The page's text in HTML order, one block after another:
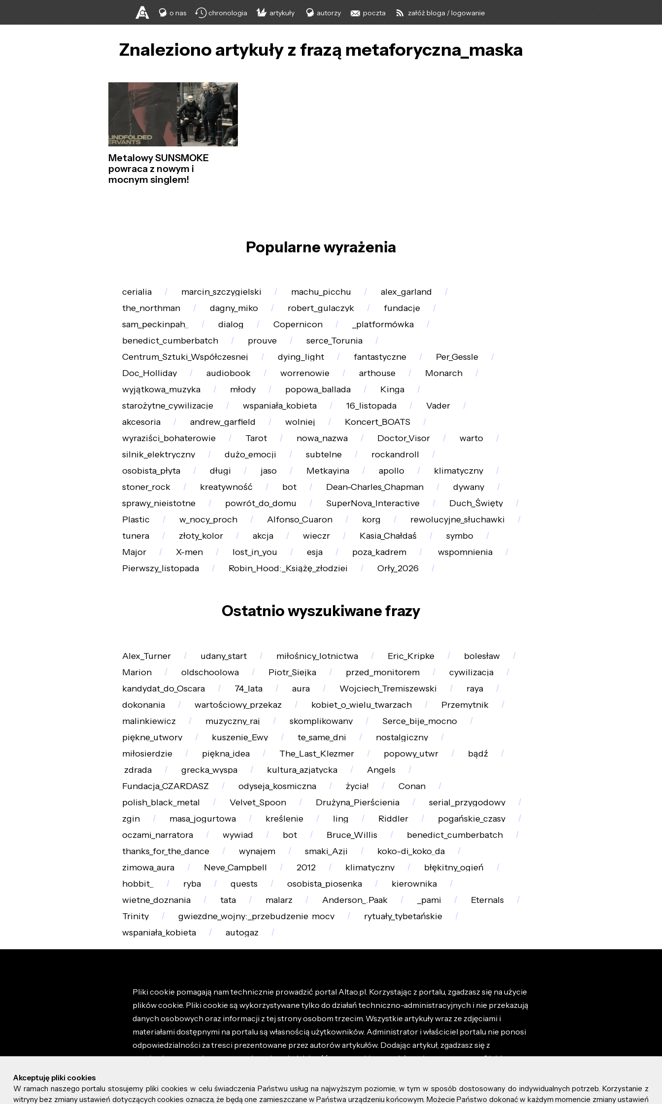
o nas chronologia artykuły autorzy poczta załóż bloga / logowanie
Znaleziono artykuły z frazą metaforyczna_maska
Metalowy SUNSMOKE
powraca z nowym i
mocnym singlem!
Popularne wyrażenia
cerialia marcin_szczygielski machu_picchu
alex_garland
the_northman
dagny_miko robert_gulaczyk
fundacje
sam_peckinpah_
dialog Copernicon
_platformówka
benedict_cumberbatch
prouve
serce_Torunia
Centrum_Sztuki_Współczesnej
dying_light fantastyczne
Per_Gessle
Doc_Holliday
audiobook worrenowie arthouse
Monarch
wyjątkowa_muzyka
młody popowa_ballada
Kinga
starożytne_cywilizacje
wspaniała_kobieta 16_listopada
Vader
akcesoria
andrew_garfield wolniej
Koncert_BOATS
wyraziści_bohaterowie
Tarot nowa_nazwa Doctor_Visor
warto
silnik_elektryczny
dużo_emocji subtelne
rockandroll
osobista_płyta
długi jaso Metkayina apollo
klimatyczny
stoner_rock
kreatywność bot Dean-Charles_Chapman
dywany
sprawy_nieistotne
powrót_do_domu SuperNova_Interactive
Duch_Święty
Plastic
w_nocy_proch Alfonso_Cuaron korg
rewolucyjne_słuchawki
tunera
złoty_kolor akcja wieczr Kasia_Chałdaś
symbo
Major
X-men lost_in_you esja poza_kadrem
wspomnienia
Pierwszy_listopada
Robin_Hood:_Książę_złodziei Orły_2026
Ostatnio wyszukiwane frazy
Alex_Turner udany_start miłośnicy_lotnictwa Eric_Kripke
bolesław
Marion
oldschoolowa Piotr_Siejka przed_monitorem
cywilizacja
kandydat_do_Oscara
74_lata aura Wojciech_Tremiszewski
raya
dokonania
wartościowy_przekaz kobiet_o_wielu_twarzach
Przemytnik
malinkiewicz
muzyczny_raj skomplikowany
Serce_bije_mocno
piękne_utwory
kuszenie_Ewy te_same_dni
nostalgiczny
miłosierdzie
piękna_idea The_Last_Klezmer popowy_utwr
bądź
zdrada
grecka_wyspa kultura_azjatycka
Angels
Fundacja_CZARDASZ
odyseja_kosmiczna życia!
Conan
polish_black_metal
Velvet_Spoon Drużyna_Pierścienia
serial_przygodowy
zgin
masa_jogurtowa kreślenie ling Riddler
pogańskie_czasy
oczami_narratora
wywiad bot Bruce_Willis
benedict_cumberbatch
thanks_for_the_dance
wynajem smaki_Azji
koko-di_koko_da
zimowa_aura
Neve_Campbell 2012 klimatyczny
błękitny_ogień
hobbit_
ryba quests osobista_piosenka
kierownika
wietne_doznania
tata malarz Anderson_.Paak _pami
Eternals
Trinity
gwiezdne_wojny:_przebudzenie_mocy
rytuały_tybetańskie
wspaniała_kobieta
autogaz
Pliki cookie pomagają nam technicznie prowadzić portal Altao.pl. Korzystając z portalu, zgadzasz się na użycie
plików cookie. Pliki cookie są wykorzystywane tylko do działań techniczno-administracyjnych i nie przekazują
danych osobowych oraz informacji z tej strony osobom trzecim. Wszystkie artykuły wraz ze zdjęciami i
materiałami dostępnymi na portalu są własnością użytkowników. Administrator i właściciel portalu nie ponosi
odpowiedzialności za tresci prezentowane przez autorów artykułów. Dodając artykuł, zgadzasz się z
regulaminem portalu oraz ponosisz odpowiedzialność za wszystkie materiały umieszczone przez Ciebie na
© 2026 altao.pl. Wszystkie prawa zastrzeżone.
Akceptuję pliki cookies
W ramach naszego portalu stosujemy pliki cookies w celu świadczenia Państwu usług na najwyższym poziomie, w tym w sposób dostosowany do indywidualnych potrzeb. Korzystanie z
witryny bez zmiany ustawień dotyczących cookies oznacza, że będą one zamieszczane w Państwa urządzeniu końcowym. Możecie Państwo dokonać w każdym momencie zmiany ustawień